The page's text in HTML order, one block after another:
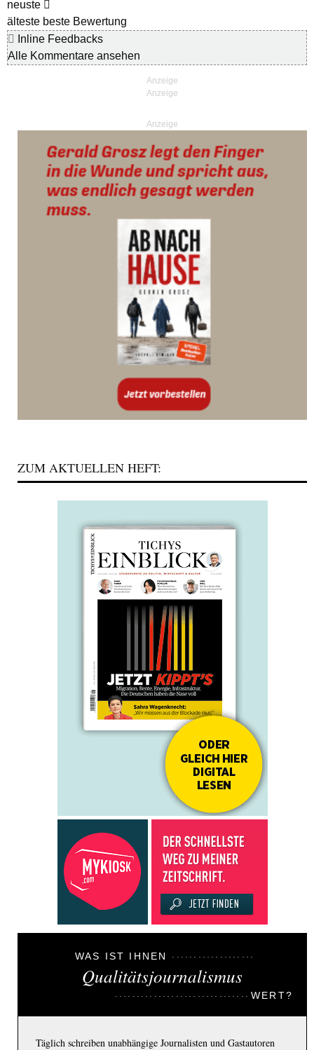
neuste
älteste beste Bewertung
Inline Feedbacks
Alle Kommentare ansehen
Anzeige
ZUM AKTUELLEN HEFT:
WAS IST IHNEN
Qualitätsjournalismus
WERT?
Täglich schreiben unabhängige Journalisten und Gastautoren